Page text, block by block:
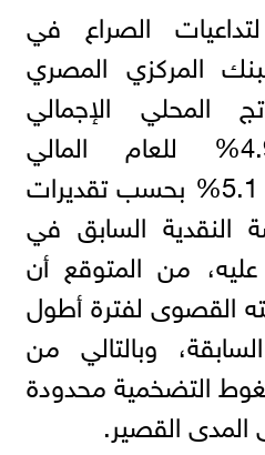
الصراع في
المركزي المصري
المحلي الإجمالي
الحقيقي إلى 4.9% للعام المالي
2025/2026، مقابل 5.1% بحسب تقديرات
النقدية السابق في
وبناء عليه، من المتوقع أن
القصوى لفترة أطول
وبالتالي من
التضخمية محدودة
القصير.